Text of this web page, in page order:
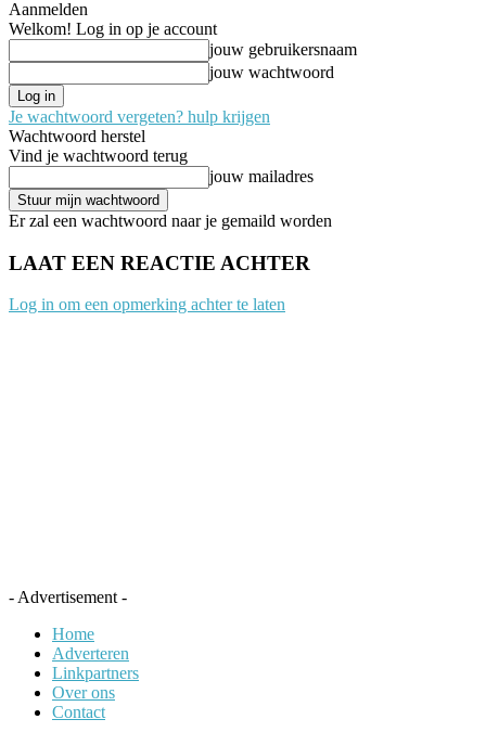
Aanmelden
Welkom! Log in op je account
jouw gebruikersnaam
jouw wachtwoord
Je wachtwoord vergeten? hulp krijgen
Wachtwoord herstel
Vind je wachtwoord terug
jouw mailadres
Er zal een wachtwoord naar je gemaild worden
LAAT EEN REACTIE ACHTER
Log in om een opmerking achter te laten
- Advertisement -
Home
Adverteren
Linkpartners
Over ons
Contact